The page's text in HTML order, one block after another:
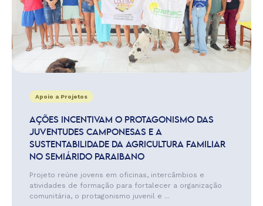
Apoio a Projetos
AÇÕES INCENTIVAM O PROTAGONISMO DAS
JUVENTUDES CAMPONESAS E A
SUSTENTABILIDADE DA AGRICULTURA FAMILIAR
NO SEMIÁRIDO PARAIBANO
Projeto reúne jovens em oficinas, intercâmbios e
atividades de formação para fortalecer a organização
comunitária, o protagonismo juvenil e ...